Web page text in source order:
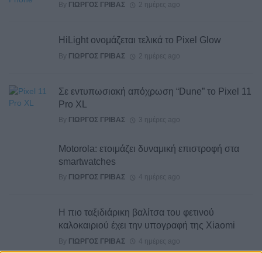
By ΓΙΏΡΓΟΣ ΓΡΊΒΑΣ 2 ημέρες ago
HiLight ονομάζεται τελικά το Pixel Glow
By ΓΙΏΡΓΟΣ ΓΡΊΒΑΣ 2 ημέρες ago
Σε εντυπωσιακή απόχρωση “Dune” το Pixel 11
Pro XL
By ΓΙΏΡΓΟΣ ΓΡΊΒΑΣ 3 ημέρες ago
Motorola: ετοιμάζει δυναμική επιστροφή στα
smartwatches
By ΓΙΏΡΓΟΣ ΓΡΊΒΑΣ 4 ημέρες ago
Η πιο ταξιδιάρικη βαλίτσα του φετινού
καλοκαιριού έχει την υπογραφή της Xiaomi
By ΓΙΏΡΓΟΣ ΓΡΊΒΑΣ 4 ημέρες ago